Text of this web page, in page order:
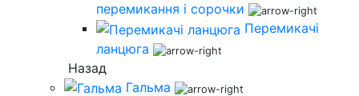
перемикання і сорочки
Перемикачі
ланцюга
Назад
Гальма